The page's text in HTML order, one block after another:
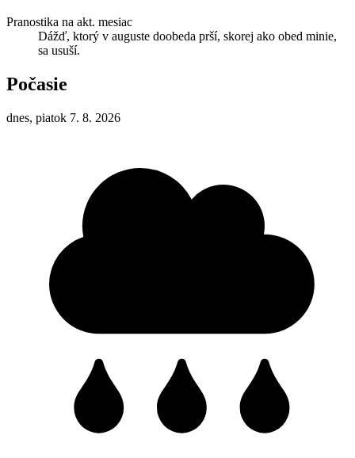
Pranostika na akt. mesiac
Dážď, ktorý v auguste doobeda prší, skorej ako obed minie,
sa usuší.
Počasie
dnes, piatok 7. 8. 2026